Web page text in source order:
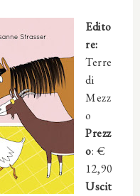
Edito
re:
Terre
di
Mezz
o
Prezz
o: €
12,90
Uscit